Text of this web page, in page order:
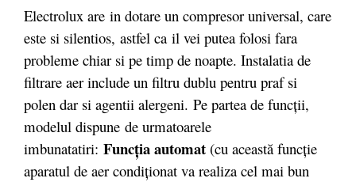
Electrolux are in dotare un compresor universal, care
este si silentios, astfel ca il vei putea folosi fara
probleme chiar si pe timp de noapte. Instalatia de
filtrare aer include un filtru dublu pentru praf si
polen dar si agentii alergeni. Pe partea de funcții,
modelul dispune de urmatoarele
imbunatatiri: Funcţia automat (cu această funcţie
aparatul de aer condiţionat va realiza cel mai bun